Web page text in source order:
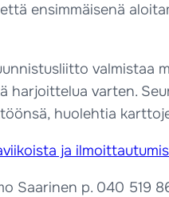
ensimmäisenä
valmistaa
harjoittelua varten.
huolehtia
ja
Saarinen p. 040 519